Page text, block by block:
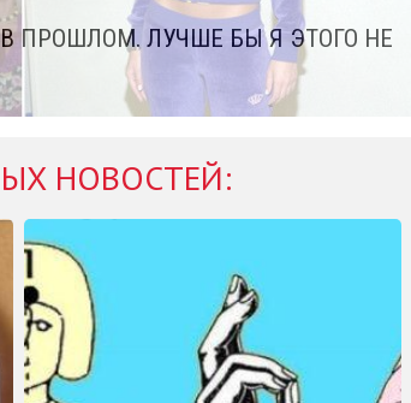
ПРОШЛОМ. ЛУЧШЕ БЫ Я ЭТОГО НЕ
НОВОСТЕЙ: